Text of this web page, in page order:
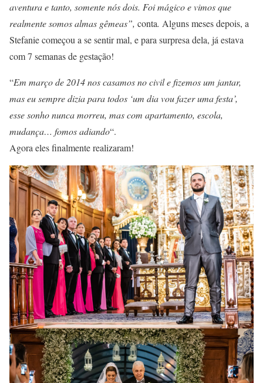
aventura e tanto, somente nós dois. Foi mágico e vimos que
realmente somos almas gêmeas”, conta. Alguns meses depois, a
Stefanie começou a se sentir mal, e para surpresa dela, já estava
com 7 semanas de gestação!
“Em março de 2014 nos casamos no civil e fizemos um jantar,
mas eu sempre dizia para todos ‘um dia vou fazer uma festa’,
esse sonho nunca morreu, mas com apartamento, escola,
mudança… fomos adiando“.
Agora eles finalmente realizaram!